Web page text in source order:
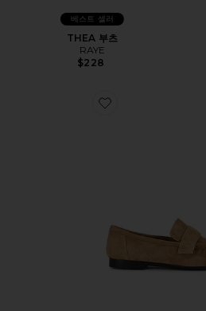
베스트 셀러
THEA 부츠
RAYE
$228
Favorite ARROW 로퍼